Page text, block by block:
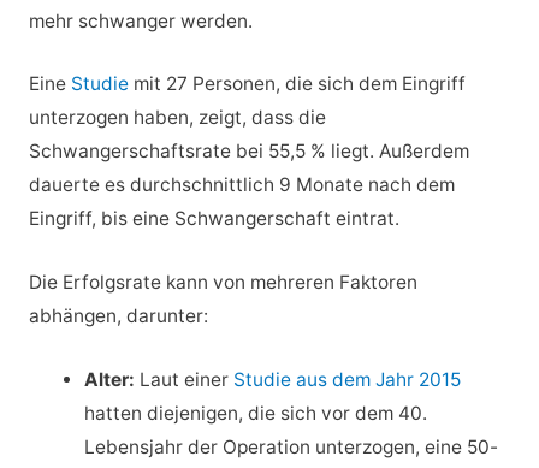
mehr schwanger werden.
Eine Studiemit 27 Personen, die sich dem Eingriff
unterzogen haben, zeigt, dass die
Schwangerschaftsrate bei 55,5 % liegt. Außerdem
dauerte es durchschnittlich 9 Monate nach dem
Eingriff, bis eine Schwangerschaft eintrat.
Die Erfolgsrate kann von mehreren Faktoren
abhängen, darunter:
Alter: Laut einer Studie aus dem Jahr 2015
hatten diejenigen, die sich vor dem 40.
Lebensjahr der Operation unterzogen, eine 50-